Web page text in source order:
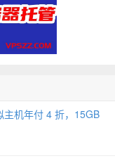
机年付 4 折，15GB